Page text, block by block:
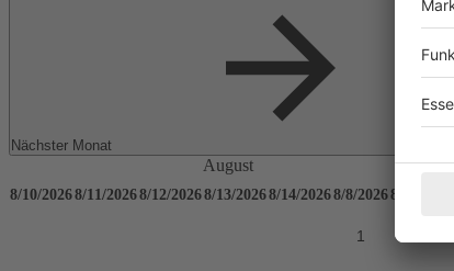
Nächster Monat